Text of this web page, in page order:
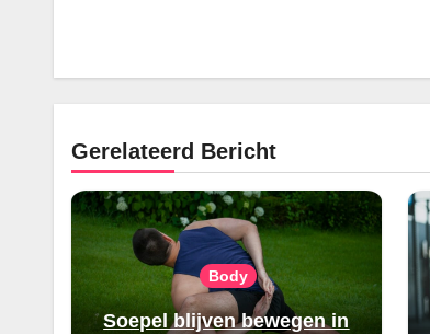
Gerelateerd Bericht
Body
Soepel blijven bewegen in